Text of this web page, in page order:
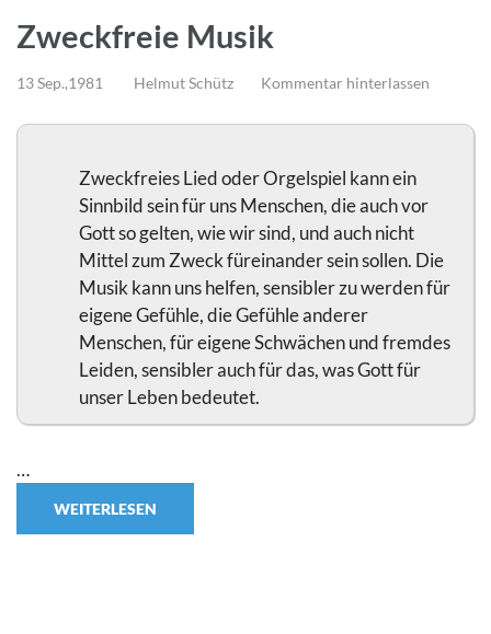
Zweckfreie Musik
13 Sep.,1981 Helmut Schütz Kommentar hinterlassen
Zweckfreies Lied oder Orgelspiel kann ein
Sinnbild sein für uns Menschen, die auch vor
Gott so gelten, wie wir sind, und auch nicht
Mittel zum Zweck füreinander sein sollen. Die
Musik kann uns helfen, sensibler zu werden für
eigene Gefühle, die Gefühle anderer
Menschen, für eigene Schwächen und fremdes
Leiden, sensibler auch für das, was Gott für
unser Leben bedeutet.
…
WEITERLESEN